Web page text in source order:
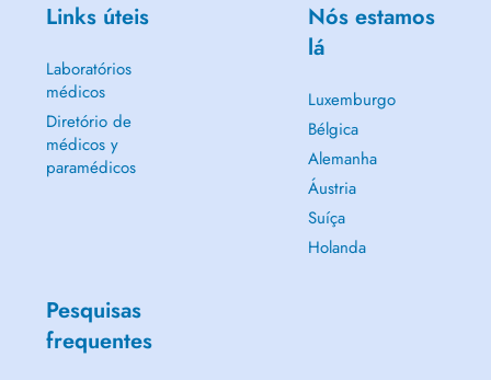
Links úteis
Laboratórios
médicos
Diretório de
médicos y
paramédicos
Nós estamos
lá
Luxemburgo
Bélgica
Alemanha
Áustria
Suíça
Holanda
Pesquisas
frequentes